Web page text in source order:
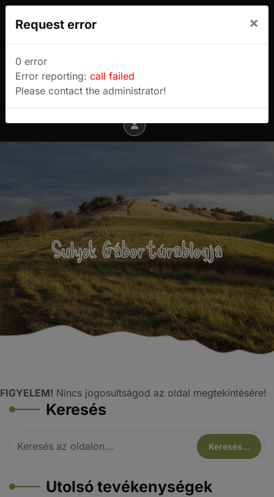
Sulyok Gábor túrablogja
Menu
Sulyok Gábor túrablogja
FIGYELEM! Nincs jogosultságod az oldal megtekintésére!
Keresés
Utolsó tevékenységek
Request error ×
0 error
Error reporting: call failed
Please contact the administrator!